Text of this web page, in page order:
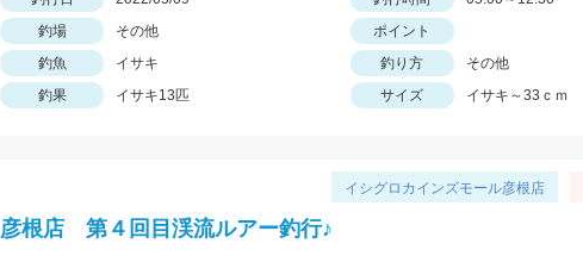
釣場
その他
ポイント
釣魚
イサキ 釣り方
その他
釣果
イサキ13匹 サイズ イサキ～33ｃｍ
イシグロカインズモール彦根店
彦根店 第４回目渓流ルアー釣行♪